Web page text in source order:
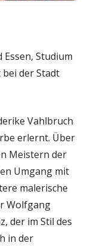
Essen, Studium
der Stadt
Vahlbruch
erlernt. Über
Meistern der
Umgang mit
malerische
Wolfgang
der im Stil des
in der